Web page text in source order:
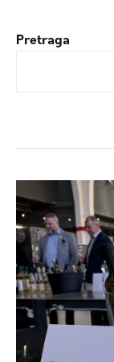
Pretraga